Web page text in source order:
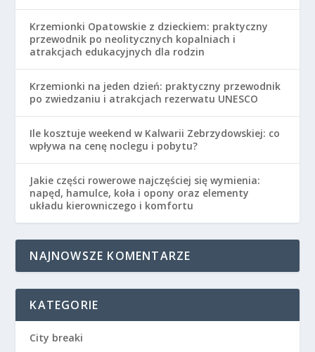
Krzemionki Opatowskie z dzieckiem: praktyczny
przewodnik po neolitycznych kopalniach i
atrakcjach edukacyjnych dla rodzin
Krzemionki na jeden dzień: praktyczny przewodnik
po zwiedzaniu i atrakcjach rezerwatu UNESCO
Ile kosztuje weekend w Kalwarii Zebrzydowskiej: co
wpływa na cenę noclegu i pobytu?
Jakie części rowerowe najczęściej się wymienia:
napęd, hamulce, koła i opony oraz elementy
układu kierowniczego i komfortu
NAJNOWSZE KOMENTARZE
KATEGORIE
City breaki